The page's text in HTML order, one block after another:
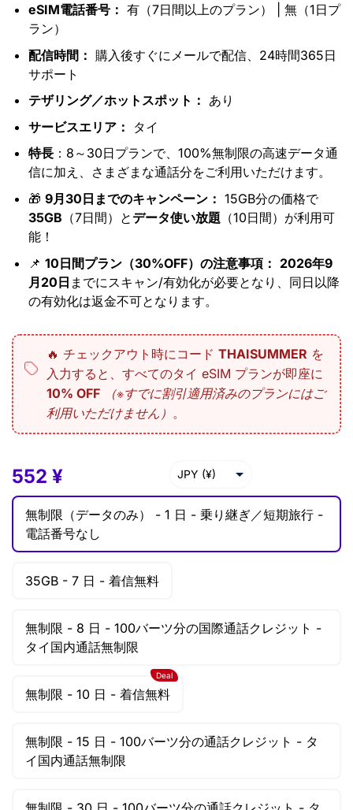
eSIM電話番号： 有（7日間以上のプラン） | 無（1日プ
ラン）
配信時間： 購入後すぐにメールで配信、24時間365日
サポート
テザリング／ホットスポット： あり
サービスエリア：
タイ
特長：8～30日プランで、100%無制限の高速データ通
信に加え、さまざまな通話分をご利用いただけます。
🎁 9月30日までのキャンペーン： 15GB分の価格で
35GB （7日間）とデータ使い放題 （10日間）が利用可
能！
📌 10日間プラン（30%OFF）の注意事項： 2026年9
月20日 までにスキャン/有効化が必要となり、同日以降
の有効化は返金不可となります。
🔥 チェックアウト時にコード THAISUMMER を
入力すると、すべてのタイ eSIM プランが即座に
10% OFF
（※すでに割引適用済みのプランにはご
利用いただけません） 。
552 ¥ JPY (¥)
無制限（データのみ） - 1 日 - 乗り継ぎ／短期旅行 -
電話番号なし
35GB - 7 日 - 着信無料
無制限 - 8 日 - 100バーツ分の国際通話クレジット -
タイ国内通話無制限
Deal
無制限 - 10 日 - 着信無料
無制限 - 15 日 - 100バーツ分の通話クレジット - タ
イ国内通話無制限
552 ¥